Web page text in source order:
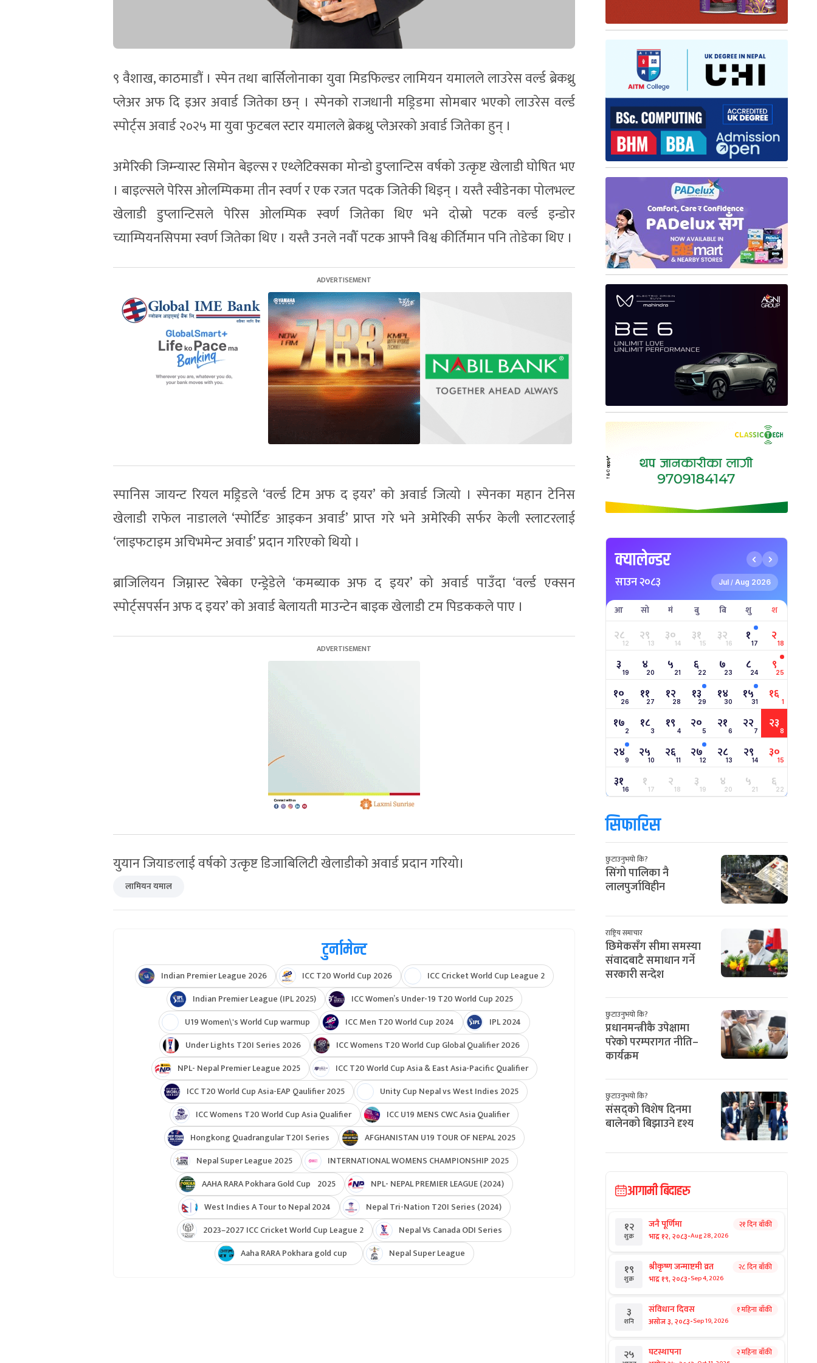
९ वैशाख, काठमाडौं । स्पेन तथा बार्सिलोनाका युवा मिडफिल्डर लामियन यमालले लाउरेस वर्ल्ड ब्रेकथ्रु
प्लेअर अफ दि इअर अवार्ड जितेका छन् । स्पेनको राजधानी मड्रिडमा सोमबार भएको लाउरेस वर्ल्ड
स्पोर्ट्स अवार्ड २०२५ मा युवा फुटबल स्टार यमालले ब्रेकथ्रु प्लेअरको अवार्ड जितेका हुन् ।
अमेरिकी जिम्न्यास्ट सिमोन बेइल्स र एथ्लेटिक्सका मोन्डो डुप्लान्टिस वर्षको उत्कृष्ट खेलाडी घोषित भए
। बाइल्सले पेरिस ओलम्पिकमा तीन स्वर्ण र एक रजत पदक जितेकी थिइन् । यस्तै स्वीडेनका पोलभल्ट
खेलाडी डुप्लान्टिसले पेरिस ओलम्पिक स्वर्ण जितेका थिए भने दोस्रो पटक वर्ल्ड इन्डोर
च्याम्पियनसिपमा स्वर्ण जितेका थिए । यस्तै उनले नवौँ पटक आफ्नै विश्व कीर्तिमान पनि तोडेका थिए ।
स्पानिस जायन्ट रियल मड्रिडले ‘वर्ल्ड टिम अफ द इयर’ को अवार्ड जित्यो । स्पेनका महान टेनिस
खेलाडी राफेल नाडालले ‘स्पोर्टिङ आइकन अवार्ड’ प्राप्त गरे भने अमेरिकी सर्फर केली स्लाटरलाई
‘लाइफटाइम अचिभमेन्ट अवार्ड’ प्रदान गरिएको थियो ।
ब्राजिलियन जिम्नास्ट रेबेका एन्ड्रेडेले ‘कमब्याक अफ द इयर’ को अवार्ड पाउँदा ‘वर्ल्ड एक्सन
स्पोर्ट्सपर्सन अफ द इयर’ को अवार्ड बेलायती माउन्टेन बाइक खेलाडी टम पिडककले पाए ।
युयान जियाङलाई वर्षको उत्कृष्ट डिजाबिलिटी खेलाडीको अवार्ड प्रदान गरियो।
लामियन यमाल
टुर्नामेन्ट
Indian Premier League 2026 ICC T20 World Cup 2026
ICC Cricket World Cup League 2
Indian Premier League (IPL 2025)
ICC Women’s Under-19 T20 World Cup 2025
U19 Women\'s World Cup warmup
ICC Men T20 World Cup 2024
IPL 2024
Under Lights T20I Series 2026
ICC Womens T20 World Cup Global Qualifier 2026
NPL- Nepal Premier League 2025
ICC T20 World Cup Asia & East Asia-Pacific Qualifier
ICC T20 World Cup Asia-EAP Qaulifier 2025
Unity Cup Nepal vs West Indies 2025
ICC Womens T20 World Cup Asia Qualifier
ICC U19 MENS CWC Asia Qualifier
Hongkong Quadrangular T20I Series
AFGHANISTAN U19 TOUR OF NEPAL 2025
Nepal Super League 2025
INTERNATIONAL WOMENS CHAMPIONSHIP 2025
AAHA RARA Pokhara Gold Cup 2025
NPL- NEPAL PREMIER LEAGUE (2024)
West Indies A Tour to Nepal 2024
Nepal Tri-Nation T20I Series (2024)
2023–2027 ICC Cricket World Cup League 2
Nepal Vs Canada ODI Series
Aaha RARA Pokhara gold cup
Nepal Super League
क्यालेन्डर
साउन २०८३ Jul / Aug 2026
आ सो मं बु बि शु श
२८12 २९13 ३०14 ३१15 ३२16 १17 २18
३ 19 ४20 ५ 21 ६22 ७23 ८24 ९25
१०26 ११27 १२28 १३29 १४30 १५31 १६ 1
१७2 १८3 १९ 4 २०5 २१6 २२7 २३8
२४9 २५10 २६11 २७12 २८13 २९14 ३०15
३१16 १17 २18 ३19 ४20 ५21 ६22
सिफारिस
छुटाउनुभयो कि?
सिंगो पालिका नै
लालपुर्जाविहीन
राष्ट्रिय समाचार
छिमेकसँग सीमा समस्या
संवादबाटै समाधान गर्ने
सरकारी सन्देश
छुटाउनुभयो कि?
प्रधानमन्त्रीकै उपेक्षामा
परेको परम्परागत नीति–
कार्यक्रम
छुटाउनुभयो कि?
संसद्को विशेष दिनमा
बालेनको बिझाउने दृश्य
आगामी बिदाहरु
१२
शुक्र
जनै पूर्णिमा
भाद्र १२, २०८३-Aug 28, 2026
२१ दिन बाँकी
१९
शुक्र
श्रीकृष्ण जन्माष्टमी व्रत
भाद्र १९, २०८३-Sep 4, 2026
२८ दिन बाँकी
३
शनि
संविधान दिवस
असोज ३, २०८३-Sep 19, 2026
१ महिना बाँकी
२५ घटस्थापना २ महिना बाँकी